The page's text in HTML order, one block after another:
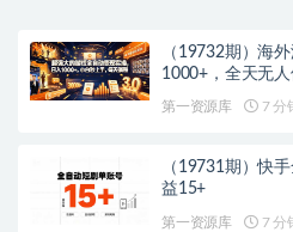
（19732期）海
1000+，全天无
第一资源库 7 分
（19731期）快
益15+
第一资源库 7 分